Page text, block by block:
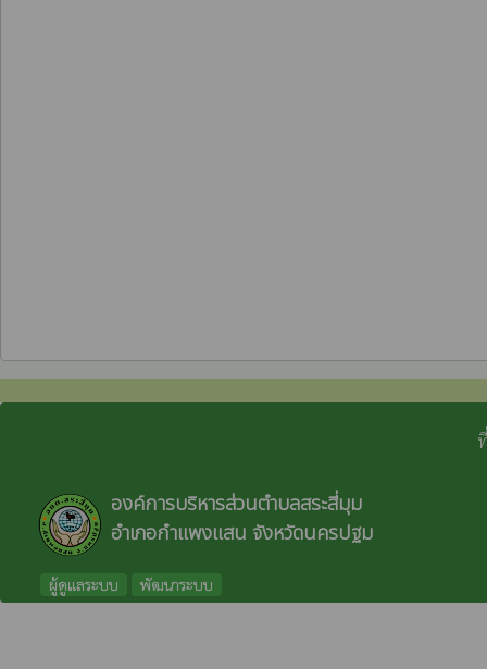
องค์การบริหารส่วนตำบลสระสี่มุม
อำเภอกำแพงแสน จังหวัดนครปฐม
ผู้ดูแลระบบ พัฒนาระบบ